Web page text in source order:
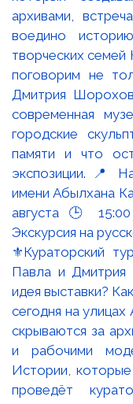
⚜️Кураторский
Павла и
идея выставки?
сегодня на
скрываются за
и рабочими
Истории,
проведёт